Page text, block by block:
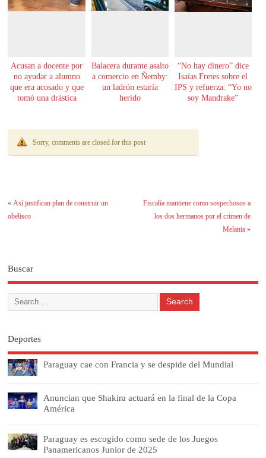
Acusan a docente por
no ayudar a alumno
que era acosado y que
tomó una drástica
Balacera durante asalto
a comercio en Ñemby:
un ladrón estaría
herido
“No hay dinero” dice
Isaías Fretes sobre el
IPS y refuerza: “Yo no
soy Mandrake”
Sorry, comments are closed for this post
«Así justifican plan de construir un
obelisco
Fiscalía mantiene como sospechosos a
los dos hermanos por el crimen de
Melania»
Buscar
Deportes
Paraguay cae con Francia y se despide del Mundial
Anuncian que Shakira actuará en la final de la Copa
América
Paraguay es escogido como sede de los Juegos
Panamericanos Junior de 2025